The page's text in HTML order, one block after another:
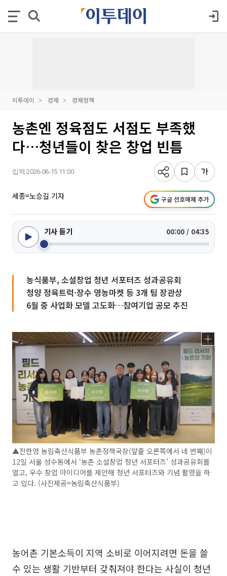
이투데이 경제 경제정책
농촌엔 정육점도 서점도 부족했
다…청년들이 찾은 창업 빈틈
입력 2026-06-15 11:00
세종=노승길 기자 구글 선호매체 추가
기사 듣기 00:00 / 04:35
농식품부, 소셜창업 청년 서포터즈 성과공유회
청양 정육트럭·장수 영농마켓 등 3개 팀 장관상
6월 중 사업화 모델 고도화…참여기업 공모 추진
▲전한영 농림축산식품부 농촌정책국장(앞줄 오른쪽에서 네 번째)이
12일 서울 성수동에서 ‘농촌 소셜창업 청년 서포터즈’ 성과공유회를
열고, 우수 창업 아이디어를 제안해 청년 서포터즈와 기념 촬영을 하
고 있다. (사진제공=농림축산식품부)
농어촌 기본소득이 지역 소비로 이어지려면 돈을 쓸
수 있는 생활 기반부터 갖춰져야 한다는 사실이 청년